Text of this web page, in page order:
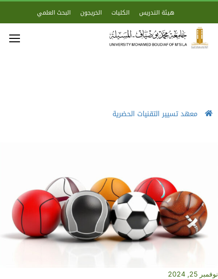
هيئة التدريس الكليات الخريجون البحث العلمي
معهد تسيير التقنيات الحضرية
نوفمبر 25, 2024